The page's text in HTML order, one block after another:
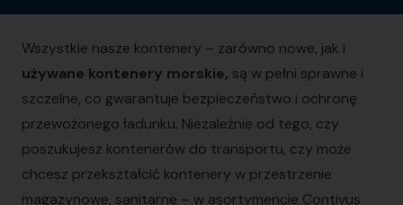
Wszystkie nasze kontenery – zarówno nowe, jak i
używane kontenery morskie, są w pełni sprawne i
szczelne, co gwarantuje bezpieczeństwo i ochronę
przewożonego ładunku. Niezależnie od tego, czy
poszukujesz kontenerów do transportu, czy może
chcesz przekształcić kontenery w przestrzenie
magazynowe, sanitarne – w asortymencie Contivus